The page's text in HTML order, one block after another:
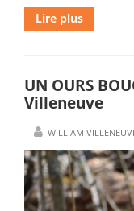
Lire plus
UN OURS
Villeneuve
WILLIAM